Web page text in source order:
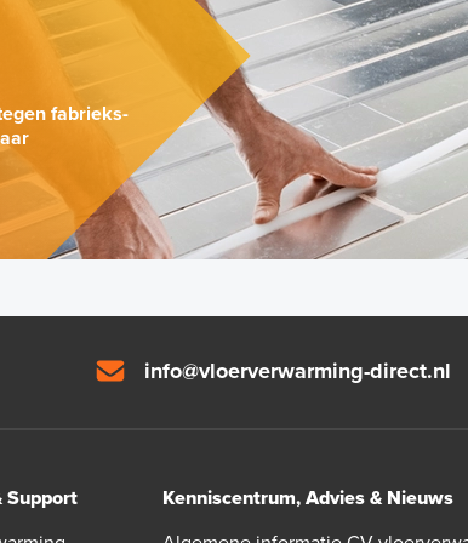
fabrieks-
info@vloerverwarming-direct.nl
Support
Kenniscentrum, Advies & Nieuws